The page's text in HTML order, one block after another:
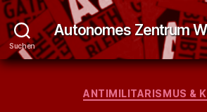
Suchen
Autonomes Zentrum
ANTIMILITARISMUS &